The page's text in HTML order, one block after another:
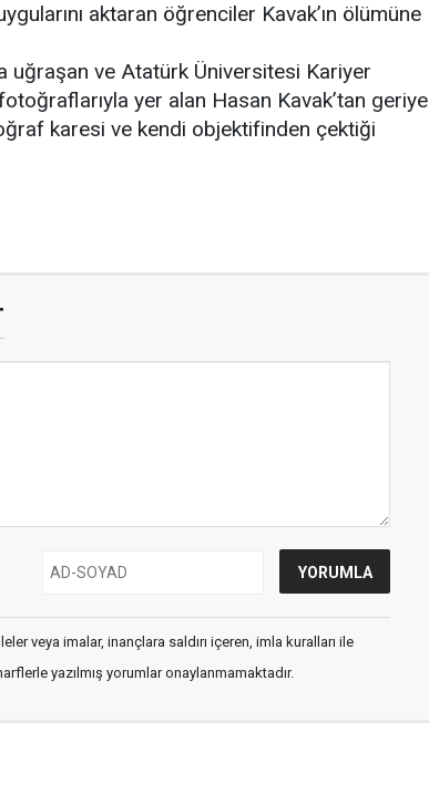
aktaran öğrenciler Kavak’ın ölümüne
uğraşan ve Atatürk Üniversitesi Kariyer
yer alan Hasan Kavak’tan geriye
karesi ve kendi objektifinden çektiği
veya imalar, inançlara saldırı içeren, imla kuralları ile
yazılmış yorumlar onaylanmamaktadır.